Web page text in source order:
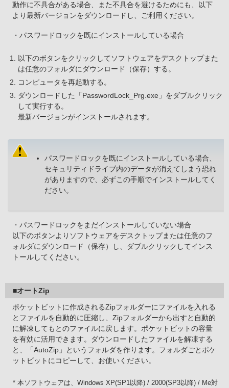
動作に不具合がある場合、また不具合を避けるためにも、以下
より最新バージョンをダウンロードし、ご利用ください。
・パスワードロックを既にインストールしている場合
以下のボタンをクリックしてソフトウェアをデスクトップまた
は任意のフォルダにダウンロード（保存）する。
コンピュータを再起動する。
ダウンロードした「PasswordLock_Prg.exe」をダブルクリック
して実行する。
最新バージョンがインストールされます。
パスワードロックを既にインストールしている場合、
セキュリティドライブ内のデータが消えてしまう恐れ
がありますので、必ずこの手順でインストールしてく
ださい。
・パスワードロックをまだインストールしていない場合
以下のボタンよりソフトウェアをデスクトップまたは任意のフ
ォルダにダウンロード（保存）し、ダブルクリックしてインス
トールしてください。
■オートZip
ポケットビットに作成されるZipフォルダーにファイルを入れる
とファイルを自動的に圧縮し、Zipフォルダーから出すと自動的
に解凍してもとのファイルに戻します。ポケットビットの容量
を有効に活用できます。ダウンロードしたファイルを解凍する
と、「AutoZip」というフォルダを作ります。フォルダごとポケ
ットビットにコピーして、お使いください。
* 本ソフトウェアは、Windows XP(SP1以降) / 2000(SP3以降) / Me対